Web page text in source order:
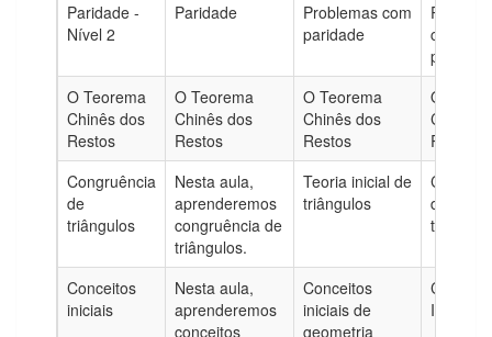
Paridade -
Nível 2
Paridade
Problemas com
paridade
com
paridade
O Teorema
Chinês dos
Restos
O Teorema
Chinês dos
Restos
O Teorema
Chinês dos
Restos
O
Chinês
Restos
Congruência
de
triângulos
Nesta aula,
aprenderemos
congruência de
triângulos.
Teoria inicial de
triângulos
de
Conceitos
iniciais
Nesta aula,
aprenderemos
conceitos
Conceitos
iniciais de
geometria
Iniciais